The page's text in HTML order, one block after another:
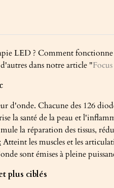
LED ? Comment
dans notre article "
d'onde. Chacune des 126
la santé de la peau et
la réparation des tissus,
Atteint les muscles et les
sont émises à pleine
plus ciblés